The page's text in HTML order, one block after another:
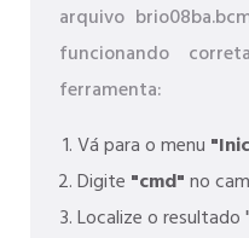
arquivo
funcionando
ferramenta:
Vá para o menu
Digite "cmd"no
Localize o